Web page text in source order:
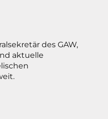
des GAW,
aktuelle